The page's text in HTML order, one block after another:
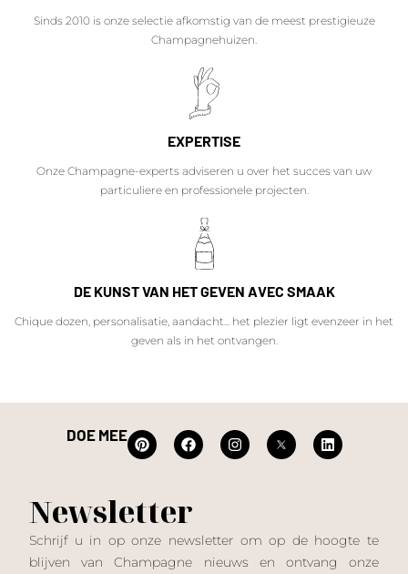
Sinds 2010 is onze selectie afkomstig van de meest prestigieuze
Champagnehuizen.
EXPERTISE
Onze Champagne-experts adviseren u over het succes van uw
particuliere en professionele projecten.
DE KUNST VAN HET GEVEN AVEC SMAAK
Chique dozen, personalisatie, aandacht... het plezier ligt evenzeer in het
geven als in het ontvangen.
DOE MEE
Newsletter
Schrijf u in op onze newsletter om op de hoogte te
blijven van Champagne nieuws en ontvang onze